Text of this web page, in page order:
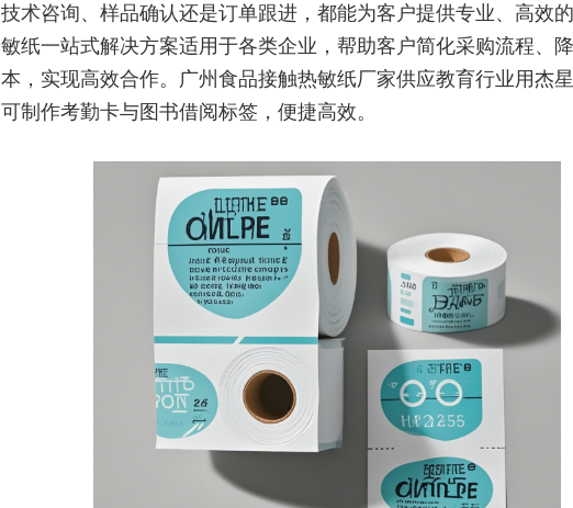
技术咨询、样品确认还是订单跟进，都能为客户提供专业、高效
敏纸一站式解决方案适用于各类企业，帮助客户简化采购流程、
本，实现高效合作。广州食品接触热敏纸厂家供应教育行业用杰
可制作考勤卡与图书借阅标签，便捷高效。